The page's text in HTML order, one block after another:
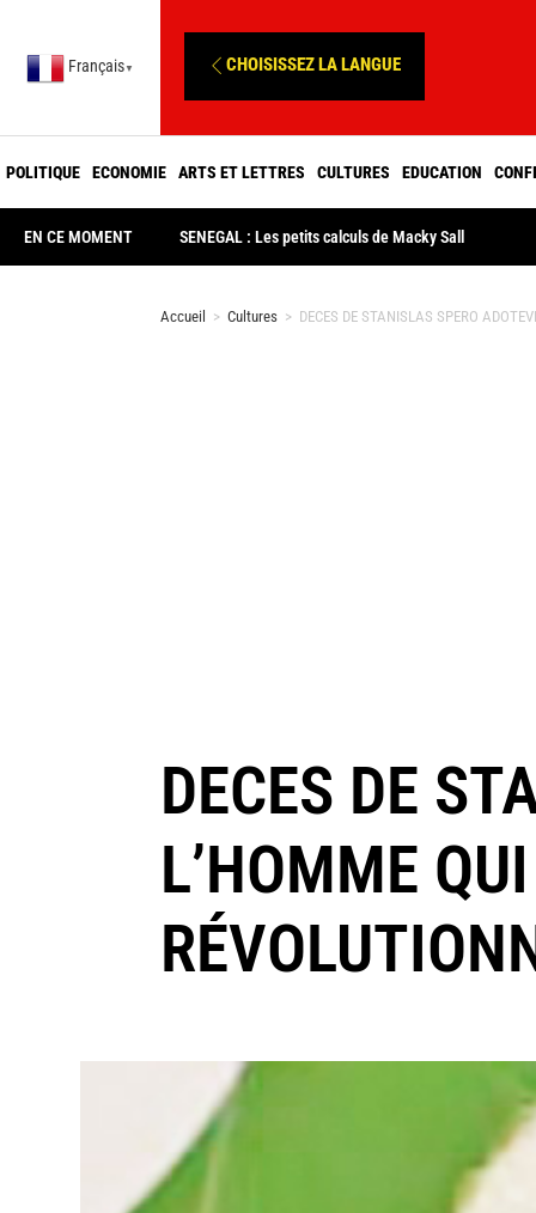
Français ▼ CHOISISSEZ LA LANGUE
POLITIQUE ECONOMIE ARTS ET LETTRES CULTURES EDUCATION
EN CE MOMENT SENEGAL : Les petits calculs de Macky Sall
Accueil > Cultures > DECES DE STANISLAS SPERO
DECES DE
L’HOMME